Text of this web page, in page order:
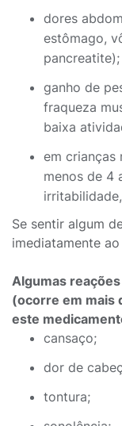
dores
estômago,
pancreatite);
ganho de
fraqueza
baixa
em crianças
menos de 4
Se sentir algum
imediatamente
Algumas
(ocorre em mais
este
cansaço;
dor de
tontura;